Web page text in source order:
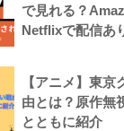
で見れる？
Netflixで配信あ
【アニメ】東京
由とは？原作無
とともに紹介